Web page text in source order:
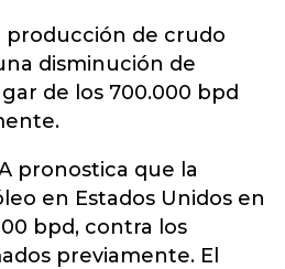
producción de crudo
disminución de
de los 700.000 bpd
pronostica que la
en Estados Unidos en
bpd, contra los
previamente. El